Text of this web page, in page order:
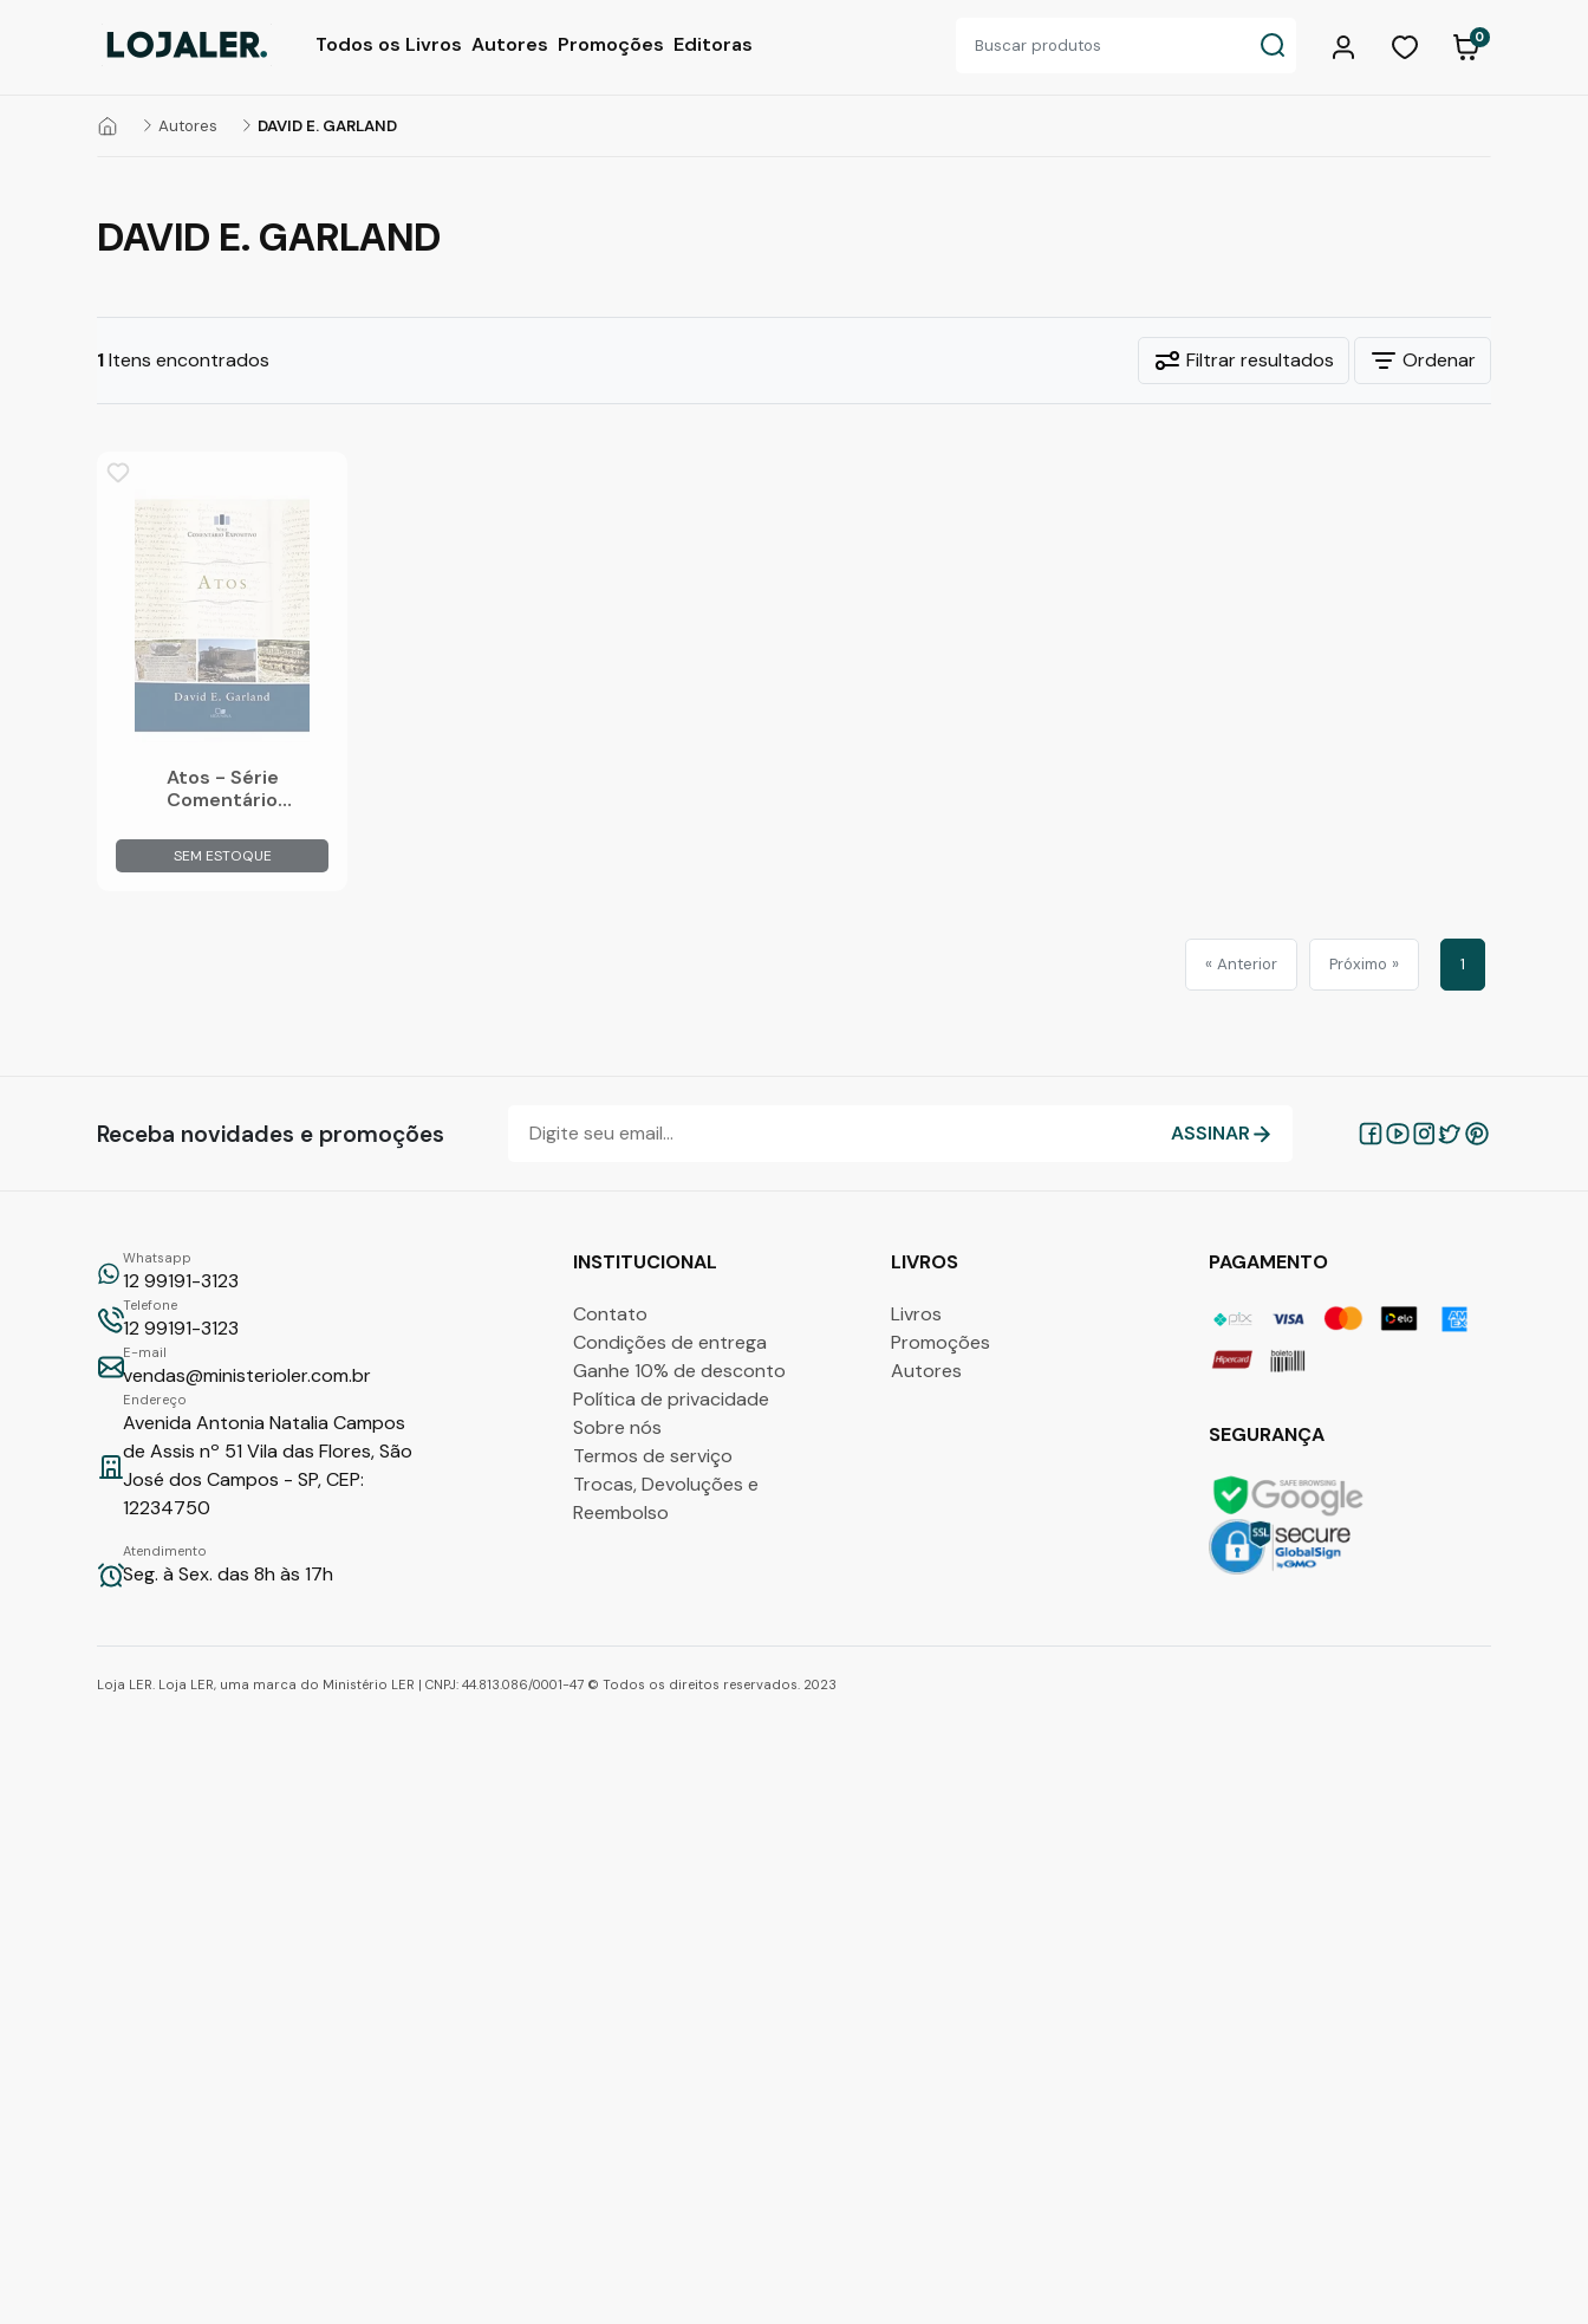
Todos os Livros Autores Promoções Editoras 0
Autores DAVID E. GARLAND
DAVID E. GARLAND
1Itens encontrados Filtrar resultados Ordenar
Atos - Série
Comentário
SEM ESTOQUE
« Anterior Próximo » 1
Receba novidades e promoções ASSINAR
Whatsapp
12 99191-3123
Telefone
12 99191-3123
E-mail
vendas@ministerioler.com.br
Endereço
Avenida Antonia Natalia Campos
de Assis nº 51 Vila das Flores, São
José dos Campos - SP, CEP:
12234750
Atendimento
Seg. à Sex. das 8h às 17h
INSTITUCIONAL
Contato
Condições de entrega
Ganhe 10% de desconto
Política de privacidade
Sobre nós
Termos de serviço
Trocas, Devoluções e
Reembolso
LIVROS
Livros
Promoções
Autores
PAGAMENTO
SEGURANÇA
Loja LER. Loja LER, uma marca do Ministério LER | CNPJ: 44.813.086/0001-47 © Todos os direitos reservados. 2023